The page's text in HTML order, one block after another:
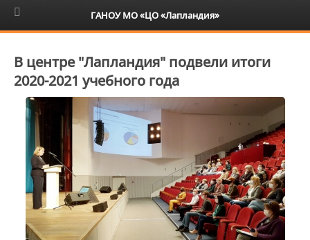
6+
В центре "Лапландия" подвели итоги
2020-2021 учебного года
ГАНОУ МО «ЦО «Лапландия»